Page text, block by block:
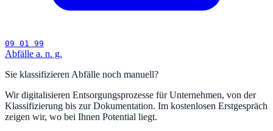
09 01 99
Abfälle a. n. g.
Sie klassifizieren Abfälle noch manuell?
Wir digitalisieren Entsorgungsprozesse für Unternehmen, von der
Klassifizierung bis zur Dokumentation. Im kostenlosen Erstgespräch
zeigen wir, wo bei Ihnen Potential liegt.